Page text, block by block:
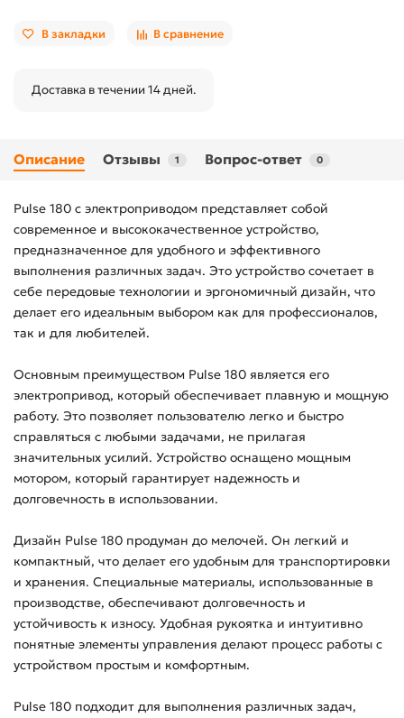
В закладки В сравнение
Доставка в течении 14 дней.
Описание Отзывы 1 Вопрос-ответ 0
Pulse 180 с электроприводом представляет собой
современное и высококачественное устройство,
предназначенное для удобного и эффективного
выполнения различных задач. Это устройство сочетает в
себе передовые технологии и эргономичный дизайн, что
делает его идеальным выбором как для профессионалов,
так и для любителей.
Основным преимуществом Pulse 180 является его
электропривод, который обеспечивает плавную и мощную
работу. Это позволяет пользователю легко и быстро
справляться с любыми задачами, не прилагая
значительных усилий. Устройство оснащено мощным
мотором, который гарантирует надежность и
долговечность в использовании.
Дизайн Pulse 180 продуман до мелочей. Он легкий и
компактный, что делает его удобным для транспортировки
и хранения. Специальные материалы, использованные в
производстве, обеспечивают долговечность и
устойчивость к износу. Удобная рукоятка и интуитивно
понятные элементы управления делают процесс работы с
устройством простым и комфортным.
Pulse 180 подходит для выполнения различных задач,